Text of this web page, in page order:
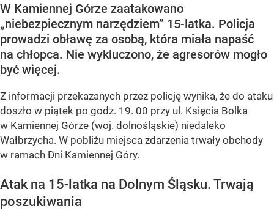
W Kamiennej Górze zaatakowano
„niebezpiecznym narzędziem” 15-latka. Policja
prowadzi obławę za osobą, która miała napaść
na chłopca. Nie wykluczono, że agresorów mogło
być więcej.
Z informacji przekazanych przez policję wynika, że do ataku
doszło w piątek po godz. 19. 00 przy ul. Księcia Bolka
w Kamiennej Górze (woj. dolnośląskie) niedaleko
Wałbrzycha. W pobliżu miejsca zdarzenia trwały obchody
w ramach Dni Kamiennej Góry.
Atak na 15-latka na Dolnym Śląsku. Trwają
poszukiwania